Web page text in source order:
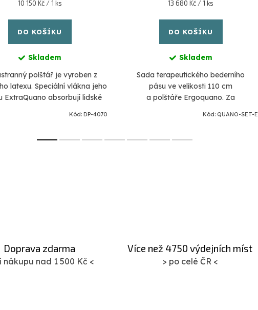
Měrná
10 150 Kč / 1 ks
DO KOŠÍKU
Skladem
polštář je vyroben z
latexu. Speciální vlákna jeho
ExtraQuano absorbují lidské
Kód: DP-4070
Měrná
13 680 Kč / 1 ks
DO KOŠÍKU
Skladem
Sada terapeutického bederního
pásu ve velikosti 110 cm
a polštáře Ergoquano. Za
bederní pás pro podporu a úlevu
Kód: QUANO-SET-E
Doprava zdarma
nákupu nad 1 500 Kč <
Více než 4750 výdejních míst
> po celé ČR <